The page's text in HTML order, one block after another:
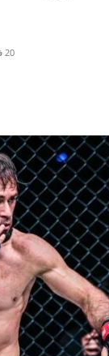
20 فبراير، 2025